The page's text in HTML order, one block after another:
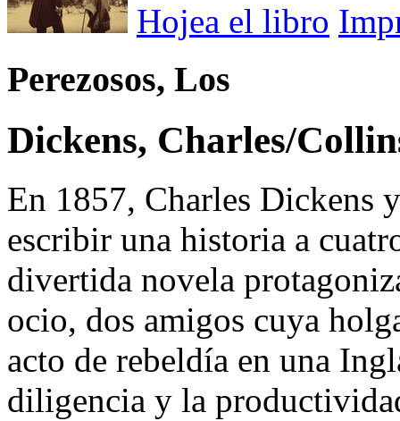
Hojea el libro
Perezosos, Los
Dickens, Charles/
En 1857, Charles Dickens
escribir una historia a
divertida novela
ocio, dos amigos cuya
acto de rebeldía en una
diligencia y la